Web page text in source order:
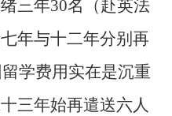
三年30名（赴英法
年与十二年分别再
学费用实在是沉重
三年始再遣送六人